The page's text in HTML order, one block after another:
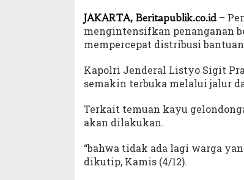
JAKARTA, Beritapublik.co.id–
mengintensifkan penanganan
mempercepat distribusi
Kapolri Jenderal Listyo Sigit
semakin terbuka melalui jalur
Terkait temuan kayu
akan dilakukan.
“bahwa tidak ada lagi warga
dikutip, Kamis (4/12).